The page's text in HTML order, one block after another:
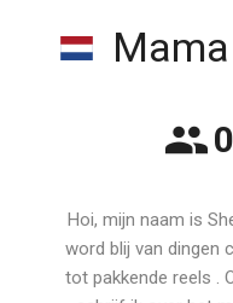
Hoi, mijn naam is
word blij van dingen
tot pakkende reels .